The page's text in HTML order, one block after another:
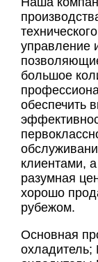
управление
большое
обеспечить
клиентами,
разумная
хорошо
рубежом.
Основная